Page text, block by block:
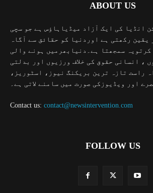
ABOUT US
انڈیا کی ایک آزاد میڈیاہاؤس ہے جو سچی
یقین رکھتی ہے اوردنیا کو حقائق سے آگاہ
کرتویہ سمجھتا ہے۔دنیابھرمیں ہونے والی
، انسانی حقوق کی خلاف ورزیوں اور بدلتی
راست تازہ ترین بریکنگ نیوز، اسٹوریز،
اور ویڈیوزکی صورت میں سامنے لاتی ہے۔
Contact us: contact@newsintervention.com
FOLLOW US